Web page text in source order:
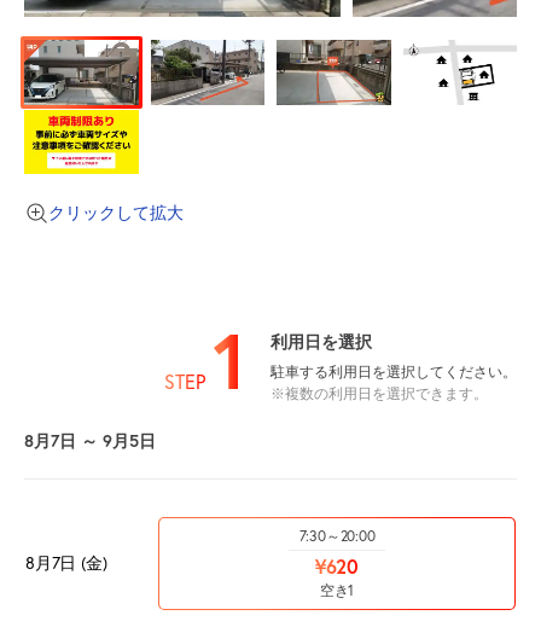
クリックして拡大
STEP 1 利用日を選択
駐車する利用日を選択してください。
※複数の利用日を選択できます。
8月7日 ～ 9月5日
8月7日 (金)
7:30～20:00
¥620
空き1